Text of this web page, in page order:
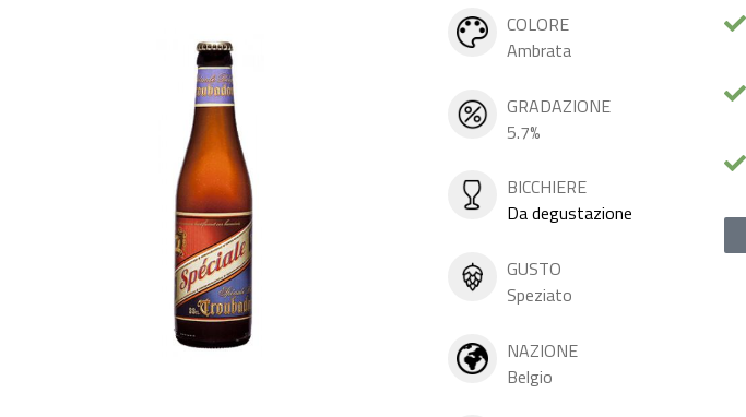
COLORE
Ambrata
GRADAZIONE
5.7%
BICCHIERE
Da degustazione
GUSTO
Speziato
NAZIONE
Belgio